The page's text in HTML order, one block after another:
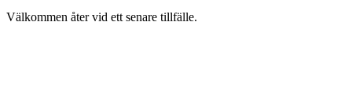
Välkommen åter vid ett senare tillfälle.